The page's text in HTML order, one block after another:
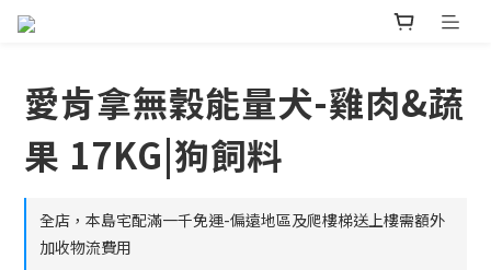
愛肯拿無穀能量犬-雞肉&蔬
果 17KG|狗飼料
全店，本島宅配滿一千免運-偏遠地區及爬樓梯送上樓需額外
加收物流費用